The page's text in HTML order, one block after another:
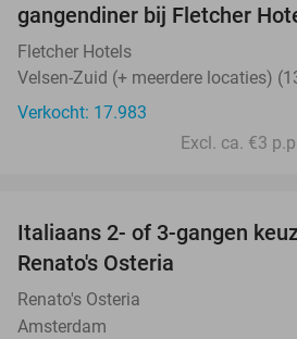
gangendiner bij Fletcher
Fletcher Hotels
Velsen-Zuid (+ meerdere locaties)
Verkocht: 17.983
Excl. ca. €3
Italiaans 2- of 3-gangen
Renato's Osteria
Renato's Osteria
Amsterdam